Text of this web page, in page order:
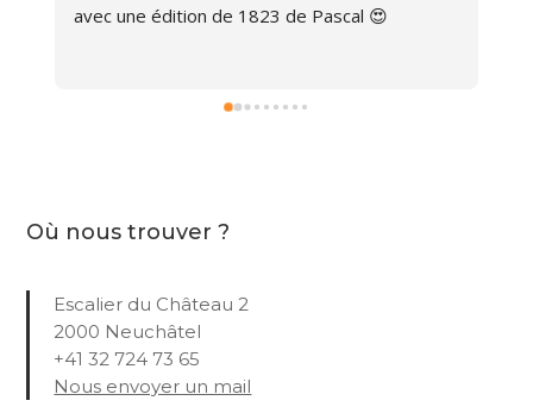
avec une édition de 1823 de Pascal 😍
Où nous trouver ?
Escalier du Château 2
2000 Neuchâtel
+41 32 724 73 65
Nous envoyer un mail